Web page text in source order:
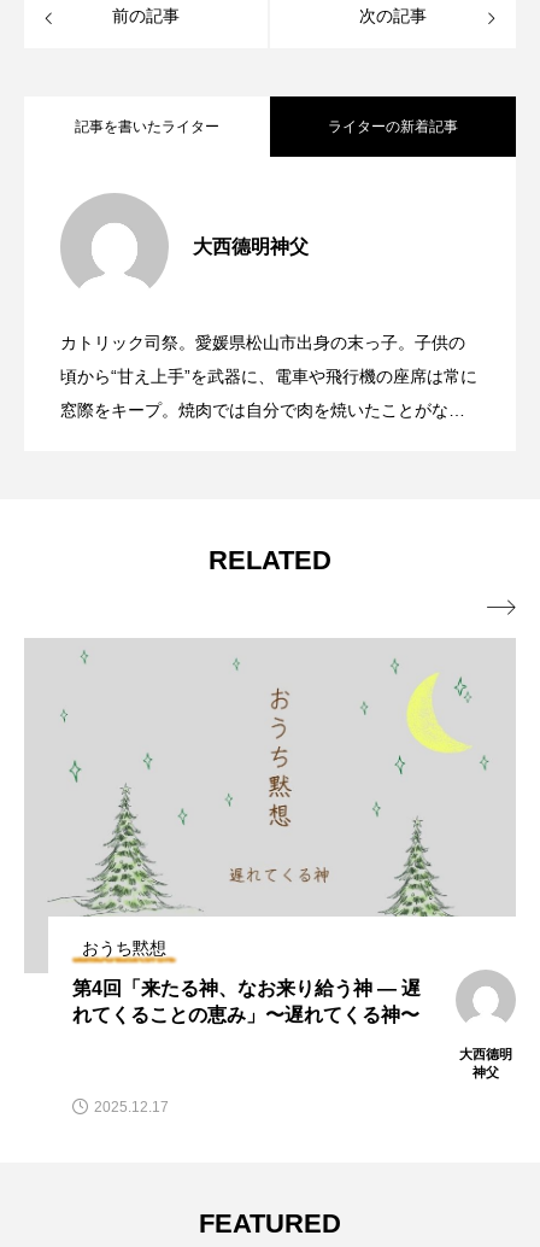
前の記事 次の記事
記事を書いたライター ライターの新着記事
大西德明神父
カトリック司祭。愛媛県松山市出身の末っ子。子供の
頃から“甘え上手”を武器に、電車や飛行機の座席は常に
窓際をキープ。焼肉では自分で肉を焼いたことがな
2026.08.05
話〜
2026.08.03
（年間第18月曜日）
2026.07.27 神の国は、大きなものではなく、入り込
RELATED
おうち黙想
第4回「来たる神、なお来り給う神 ― 遅
れてくることの恵み」〜遅れてくる神〜
大西德明
神父
2025.12.17

FEATURED